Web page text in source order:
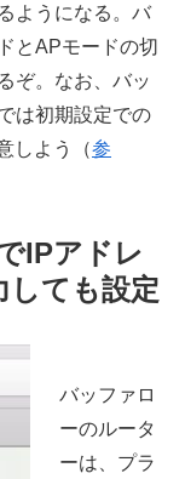
ようになる。バ
とAPモードの切
ぞ。なお、バッ
は初期設定での
しよう（参
IPアドレ
しても設定
バッファロ
ーのルータ
ーは、プラ